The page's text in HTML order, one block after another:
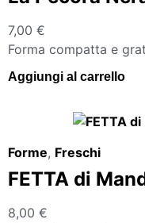
7,00 €
Forma compatta e
Aggiungi al carrello
Forme, Freschi
FETTA di
8,00 €